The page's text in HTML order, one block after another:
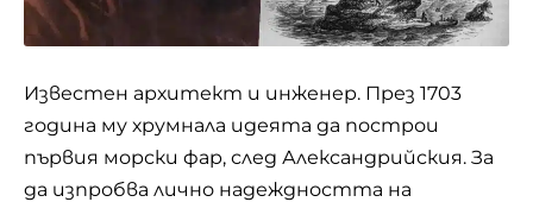
Известен архитект и инженер. През 1703
година му хрумнала идеята да построи
първия морски фар, след Александрийския. За
да изпробва лично надеждността на